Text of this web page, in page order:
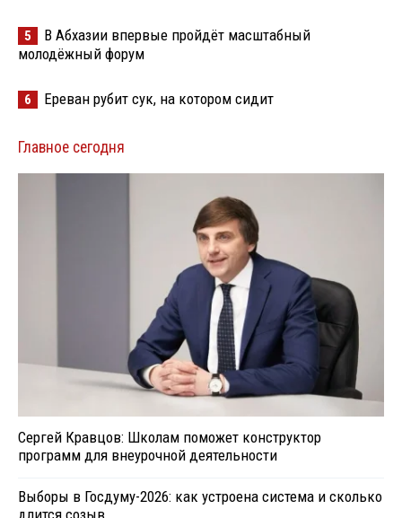
5
В Абхазии впервые пройдёт масштабный
молодёжный форум
6 Ереван рубит сук, на котором сидит
Главное сегодня
Сергей Кравцов: Школам поможет конструктор
программ для внеурочной деятельности
Выборы в Госдуму-2026: как устроена система и сколько